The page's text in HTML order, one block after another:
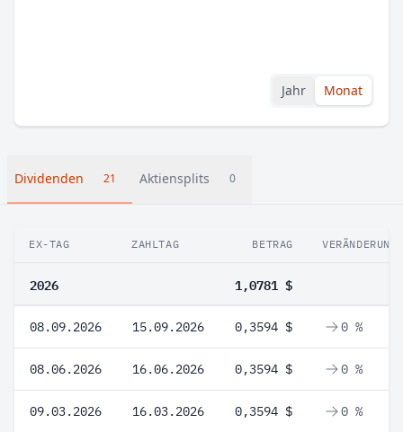
Jahr Monat
Dividenden 21 Aktiensplits 0
EX-TAG ZAHLTAG BETRAG VERÄNDERUNG
2026 1,0781 $
08.09.2026 15.09.2026 0,3594 $ 0 %
08.06.2026 16.06.2026 0,3594 $ 0 %
09.03.2026 16.03.2026 0,3594 $ 0 %